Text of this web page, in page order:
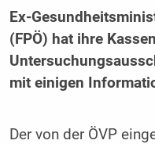
Ex-
(FPÖ) hat ihre
mit einigen
Der von der ÖVP